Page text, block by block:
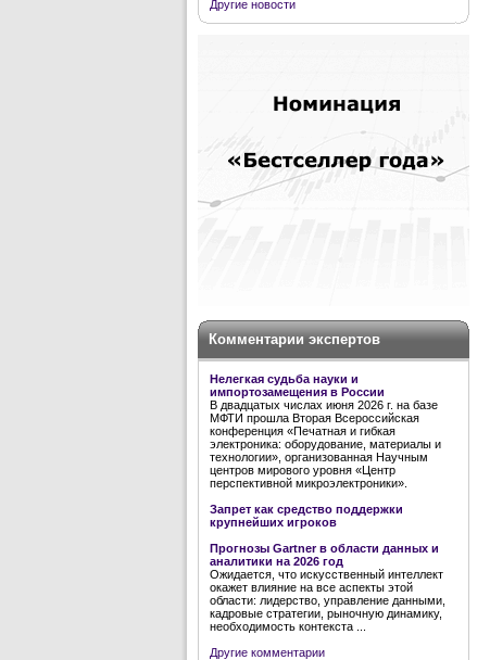
Другие новости
Комментарии экспертов
Нелегкая судьба науки и
импортозамещения в России
В двадцатых числах июня 2026 г. на базе
МФТИ прошла Вторая Всероссийская
конференция «Печатная и гибкая
электроника: оборудование, материалы и
технологии», организованная Научным
центров мирового уровня «Центр
перспективной микроэлектроники».
Запрет как средство поддержки
крупнейших игроков
Прогнозы Gartner в области данных и
аналитики на 2026 год
Ожидается, что искусственный интеллект
окажет влияние на все аспекты этой
области: лидерство, управление данными,
кадровые стратегии, рыночную динамику,
необходимость контекста ...
Другие комментарии